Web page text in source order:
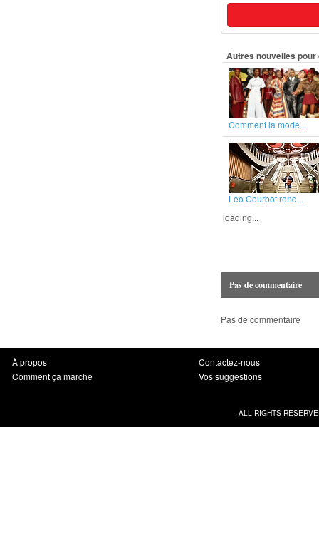
Autres nouvelles
Comment la mode...
Leo Courbot rend...
loading...
Pas de commentaire
Pas de commentaire
À propos
Comment ça marche
Contactez-nous
Vos suggestions
ALL RIGHTS